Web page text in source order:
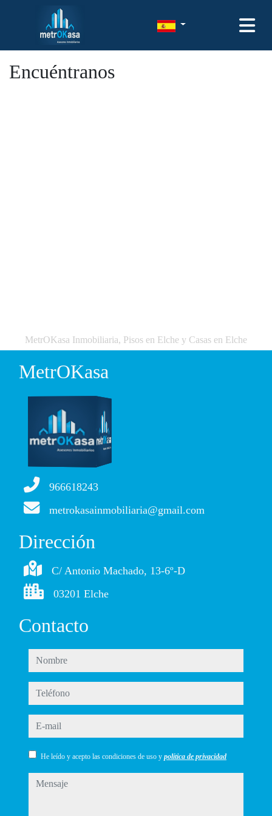
Encuéntranos
MetrOKasa Inmobiliaria, Pisos en Elche y Casas en Elche
MetrOKasa
966618243
metrokasainmobiliaria@gmail.com
Dirección
C/ Antonio Machado, 13-6º-D
03201 Elche
Contacto
nombre
teléfono
e-mail
He leído y acepto las condiciones de uso y política de privacidad
mensaje